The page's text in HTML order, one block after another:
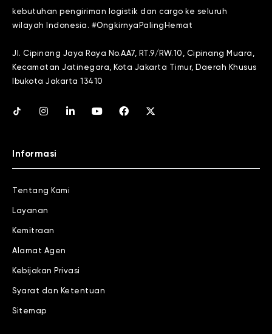
kebutuhan pengiriman logistik dan cargo ke seluruh
wilayah Indonesia. #OngkirnyaPalingHemat
Jl. Cipinang Jaya Raya No.AA7, RT.9/RW.10, Cipinang Muara,
Kecamatan Jatinegara, Kota Jakarta Timur, Daerah Khusus
Ibukota Jakarta 13410
Informasi
Tentang Kami
Layanan
Kemitraan
Alamat Agen
Kebijakan Privasi
Syarat dan Ketentuan
Sitemap